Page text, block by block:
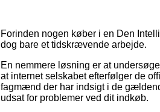
Forinden nogen køber i en Den
dog bare et tidskrævende arbejde.
En nemmere løsning er at
at internet selskabet efterfølger de
fagmænd der har indsigt i de
udsat for problemer ved dit indkøb.